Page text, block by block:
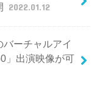
2022.01.12
ーチャルアイ
」出演映像が可